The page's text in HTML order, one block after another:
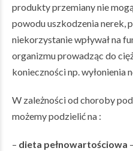
produkty przemiany nie
powodu uszkodzenia nerek,
niekorzystanie wpływał na
organizmu prowadząc do
konieczności np. wyłonienia
W zależności od choroby
możemy podzielić na :
– dieta pełnowartościowa